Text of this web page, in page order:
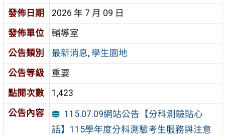
發佈日期
2026 年 7 月 09 日
發佈單位
輔導室
公告類別
最新消息, 學生園地
公告等級
重要
點閱次數
1,423
公告內容
115.07.09網站公告【分科測驗貼心
話】115學年度分科測驗考生服務與注意